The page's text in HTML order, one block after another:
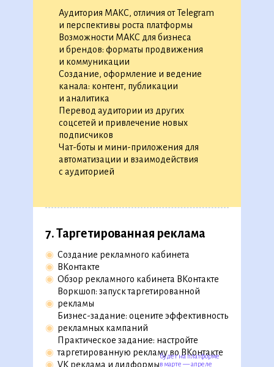
Аудитория МАКС, отличия от Telegram
и перспективы роста платформы
Возможности МАКС для бизнеса
и брендов: форматы продвижения
и коммуникации
Создание, оформление и ведение
канала: контент, публикации
и аналитика
Перевод аудитории из других
соцсетей и привлечение новых
подписчиков
Чат-боты и мини-приложения для
автоматизации и взаимодействия
с аудиторией
7. Таргетированная реклама
Создание рекламного кабинета
ВКонтакте
Обзор рекламного кабинета ВКонтакте
Воркшоп: запуск таргетированной
рекламы
Бизнес-задание: оцените эффективность
рекламных кампаний
Практическое задание: настройте
таргетированную рекламу во ВКонтакте
VK реклама и лидформы
будет на платформе
в марте — апреле
◉
◉
◉
◉
◉
◉
◉
◉
◉
◉
◉
◉◉
◉
◉
◉
◉
◉
Как продвигать бизнес в соцсетях
Тренажер: как проанализировать
трафик конкурентов
Пошаговая инструкция создания
SMM-стратегии
Бизнес-кейс: проверьте контент-план
компании
Практический кейс: составьте SMM-
◉
◉
◉
◉
◉
◉
◉
5. SMM-продвижение
Как разработать контент-стратегию
Как планировать бюджет контент-
маркетинговой кампании
Как анализировать результаты контент-
маркетинга
Практический кейс: выберите форматы
контента для заказчика
◉
4. Контент-маркетинг
1 тренажер
15 уроков
◉
◉
◉
◉
◉
◉